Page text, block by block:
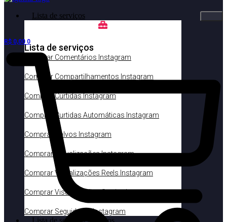
Lista de serviços
Lista de serviços
Comprar Comentários Instagram
Comprar Compartilhamentos Instagram
Comprar Curtidas Instagram
Comprar Curtidas Automáticas Instagram
Comprar Salvos Instagram
Comprar Visualizações Instagram
Comprar Visualizações Reels Instagram
Comprar Visualizações Stories Instagram
Comprar Seguidores Instagram
Lista de serviços gratuitos
R$ 0,00 0